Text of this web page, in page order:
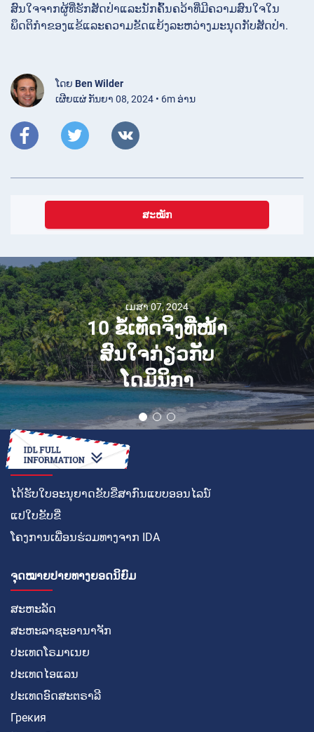
ສົນໃຈຈາກຜູ້ທີ່ຮັກສັດປ່າແລະນັກຄົ້ນຄວ້າທີ່ມີຄວາມສົນໃຈໃນ
ພຶດຕິກຳຂອງແຂ້ແລະຄວາມຂັດແຍ້ງລະຫວ່າງມະນຸດກັບສັດປ່າ.
ໂດຍ Ben Wilder
ເຜີຍແຜ່ ກັນຍາ 08, 2024 • 6m ອ່ານ
ສະໝັກ
ເມສາ 07, 2024
10 ຂໍ້ເທັດຈິງທີ່ໜ້າ
ສົນໃຈກ່ຽວກັບ
ໂດມິນິກາ
ວິທີໃນການ
ໄດ້ຮັບໃບອະນຸຍາດຂັບຂີ່ສາກົນແບບອອນໄລນ໌
ແປໃບຂັບຂີ່
ໂຄງການເພື່ອນຮ່ວມທາງຈາກ IDA
ຈຸດໝາຍປາຍທາງຍອດນິຍົມ
ສະຫະລັດ
ສະຫະລາຊະອານາຈັກ
ປະເທດໂຣມາເນຍ
ປະເທດໄອແລນ
ປະເທດອົດສະຕຣາລີ
Грекия